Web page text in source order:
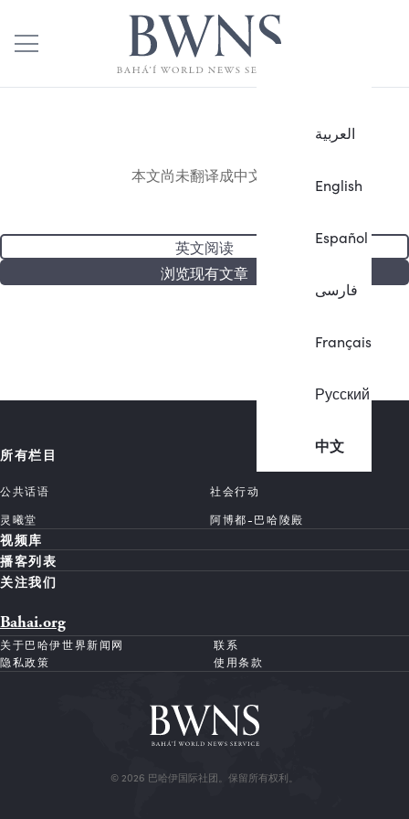
العربية
English
Español
فارسی
Français
Русский
中文
本文尚未翻译成中文。
英文阅读
浏览现有文章
所有栏目
公共话语
社会行动
灵曦堂
阿博都-巴哈陵殿
视频库
播客列表
关注我们
Bahai.org
关于巴哈伊世界新闻网
联系
隐私政策
使用条款
© 2026 巴哈伊国际社团。保留所有权利。